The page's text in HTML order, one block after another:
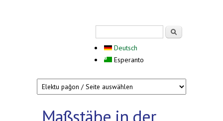
Deutsch
Esperanto
„Maßstäbe in der